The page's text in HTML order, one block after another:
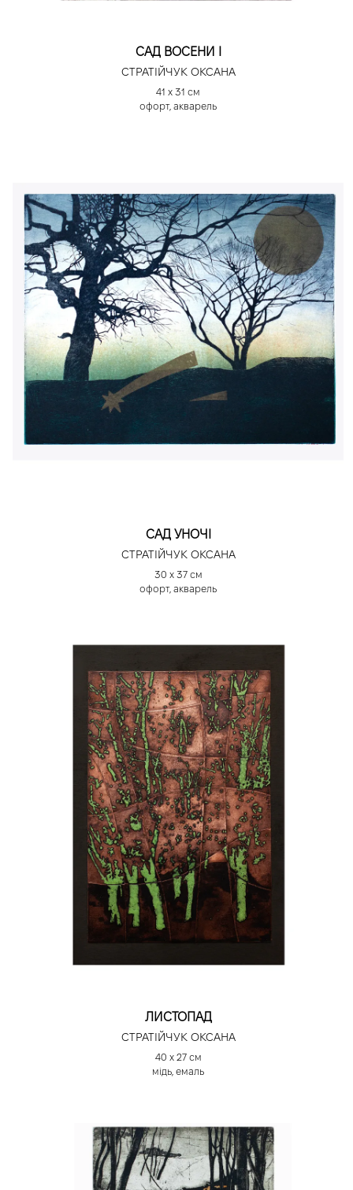
САД ВОСЕНИ І
СТРАТІЙЧУК ОКСАНА
41 х 31 см
офорт, акварель
САД УНОЧІ
СТРАТІЙЧУК ОКСАНА
30 х 37 см
офорт, акварель
ЛИСТОПАД
СТРАТІЙЧУК ОКСАНА
40 х 27 см
мідь, емаль